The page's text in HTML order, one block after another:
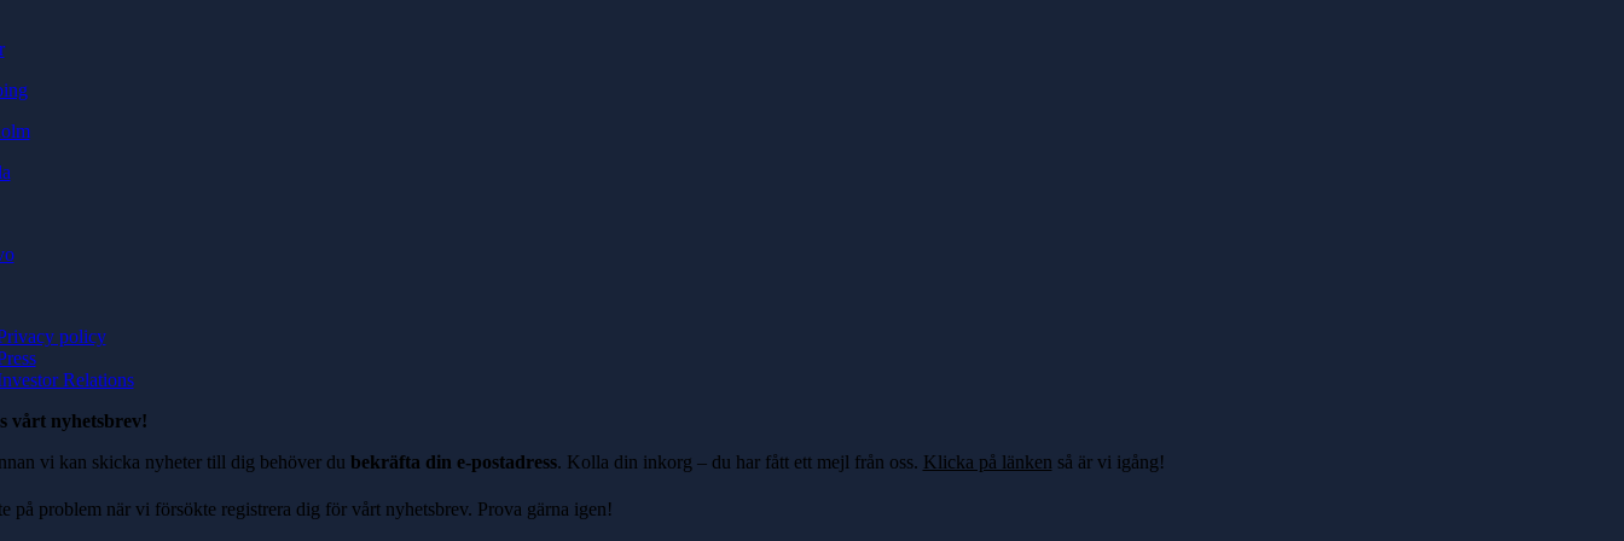
policy
Relations
vårt nyhetsbrev!
vi kan skicka nyheter till dig behöver du bekräfta din e-postadress. Kolla din inkorg – du har fått ett mejl från oss. Klicka på länken så är vi igång!
på problem när vi försökte registrera dig för vårt nyhetsbrev. Prova gärna igen!